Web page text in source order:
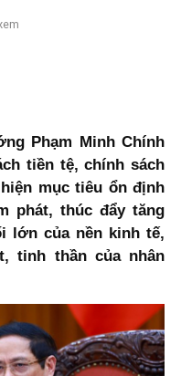
Phạm Minh Chính
tiền tệ, chính sách
mục tiêu ổn định
phát, thúc đẩy tăng
lớn của nền kinh tế,
tinh thần của nhân